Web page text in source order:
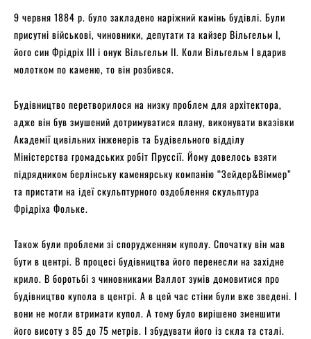
9 червня 1884 р. було закладено наріжний камінь будівлі. Були
присутні військові, чиновники, депутати та кайзер Вільгельм І,
його син Фрідріх III і онук Вільгельм II. Коли Вільгельм І вдарив
молотком по каменю, то він розбився.
Будівництво перетворилося на низку проблем для архітектора,
адже він був змушений дотримуватися плану, виконувати вказівки
Академії цивільних інженерів та Будівельного відділу
Міністерства громадських робіт Пруссії. Йому довелось взяти
підрядником берлінську каменярську компанію “Зейдер&Віммер”
та пристати на ідеї скульптурного оздоблення скульптура
Фрідріха Фольке.
Також були проблеми зі спорудженням куполу. Спочатку він мав
бути в центрі. В процесі будівництва його перенесли на західне
крило. В боротьбі з чиновниками Валлот зумів домовитися про
будівництво купола в центрі. А в цей час стіни були вже зведені. І
вони не могли втримати купол. А тому було вирішено зменшити
його висоту з 85 до 75 метрів. І збудувати його із скла та сталі.